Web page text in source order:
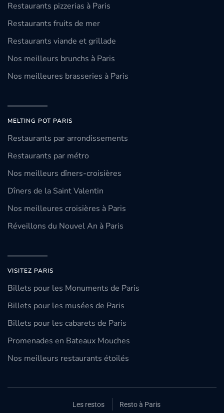
Restaurants pizzerias à Paris
Restaurants fruits de mer
Restaurants viande et grillade
Nos meilleurs brunchs à Paris
Nos meilleures brasseries à Paris
MELTING POT PARIS
Restaurants par arrondissements
Restaurants par métro
Nos meilleurs dîners-croisières
Dîners de la Saint Valentin
Nos meilleures croisières à Paris
Réveillons du Nouvel An à Paris
VISITEZ PARIS
Billets pour les Monuments de Paris
Billets pour les musées de Paris
Billets pour les cabarets de Paris
Promenades en Bateaux Mouches
Nos meilleurs restaurants étoilés
Les restos Resto à Paris